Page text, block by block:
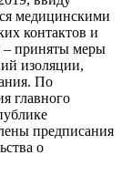
медицинскими
контактов и
– приняты меры
изоляции,
По
главного
предписания
о